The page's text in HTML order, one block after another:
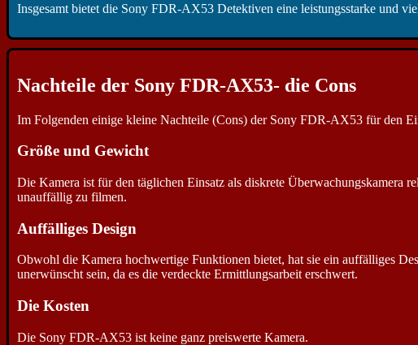
Insgesamt bietet die Sony FDR-AX53 Detektiven eine leistungsstarke und
Nachteile der Sony FDR-AX53- die Cons
Im Folgenden einige kleine Nachteile (Cons) der Sony FDR-AX53 für den
Größe und Gewicht
Die Kamera ist für den täglichen Einsatz als diskrete Überwachungskamera
unauffällig zu filmen.
Auffälliges Design
Obwohl die Kamera hochwertige Funktionen bietet, hat sie ein auffälliges
unerwünscht sein, da es die verdeckte Ermittlungsarbeit erschwert.
Die Kosten
Die Sony FDR-AX53 ist keine ganz preiswerte Kamera.